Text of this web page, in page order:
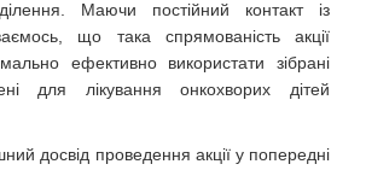
Маючи постійний контакт із
що така спрямованість акції
ефективно використати зібрані
для лікування онкохворих дітей
досвід проведення акції у попередні